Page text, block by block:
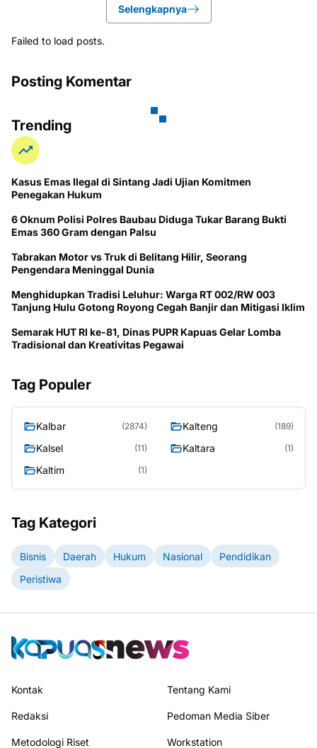
Selengkapnya
Failed to load posts.
Posting Komentar
Trending
Kasus Emas Ilegal di Sintang Jadi Ujian Komitmen
Penegakan Hukum
6 Oknum Polisi Polres Baubau Diduga Tukar Barang Bukti
Emas 360 Gram dengan Palsu
Tabrakan Motor vs Truk di Belitang Hilir, Seorang
Pengendara Meninggal Dunia
Menghidupkan Tradisi Leluhur: Warga RT 002/RW 003
Tanjung Hulu Gotong Royong Cegah Banjir dan Mitigasi Iklim
Semarak HUT RI ke-81, Dinas PUPR Kapuas Gelar Lomba
Tradisional dan Kreativitas Pegawai
Tag Populer
Kalbar (2874) Kalteng (189)
Kalsel (11) Kaltara (1)
Kaltim (1)
Tag Kategori
Bisnis Daerah Hukum Nasional
Pendidikan
Peristiwa
Kontak Tentang Kami
Redaksi Pedoman Media Siber
Metodologi Riset Workstation